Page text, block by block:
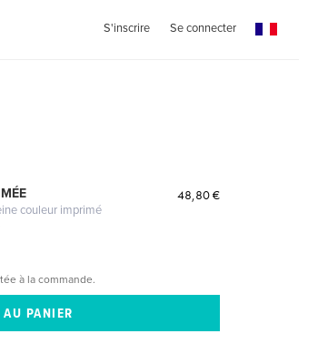
S'inscrire Se connecter
couleur imprimé
48,80 €
à la commande.